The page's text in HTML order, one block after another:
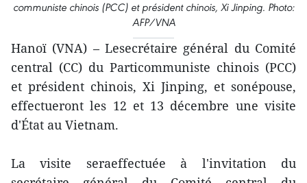
communiste chinois (PCC) et président chinois, Xi Jinping. Photo:
AFP/VNA
Hanoï (VNA) – Lesecrétaire général du Comité
central (CC) du Particommuniste chinois (PCC)
et président chinois, Xi Jinping, et sonépouse,
effectueront les 12 et 13 décembre une visite
d'État au Vietnam.
La visite seraeffectuée à l'invitation du